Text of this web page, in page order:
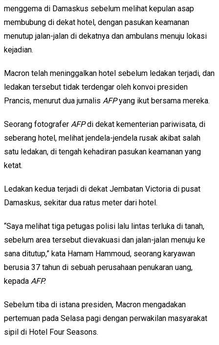
menggema di Damaskus sebelum melihat kepulan asap
membubung di dekat hotel, dengan pasukan keamanan
menutup jalan-jalan di dekatnya dan ambulans menuju lokasi
kejadian.
Macron telah meninggalkan hotel sebelum ledakan terjadi, dan
ledakan tersebut tidak terdengar oleh konvoi presiden
Prancis, menurut dua jurnalis AFPyang ikut bersama mereka.
Seorang fotografer AFPdi dekat kementerian pariwisata, di
seberang hotel, melihat jendela-jendela rusak akibat salah
satu ledakan, di tengah kehadiran pasukan keamanan yang
ketat.
Ledakan kedua terjadi di dekat Jembatan Victoria di pusat
Damaskus, sekitar dua ratus meter dari hotel.
“Saya melihat tiga petugas polisi lalu lintas terluka di tanah,
sebelum area tersebut dievakuasi dan jalan-jalan menuju ke
sana ditutup,” kata Hamam Hammoud, seorang karyawan
berusia 37 tahun di sebuah perusahaan penukaran uang,
kepada AFP.
Sebelum tiba di istana presiden, Macron mengadakan
pertemuan pada Selasa pagi dengan perwakilan masyarakat
sipil di Hotel Four Seasons.